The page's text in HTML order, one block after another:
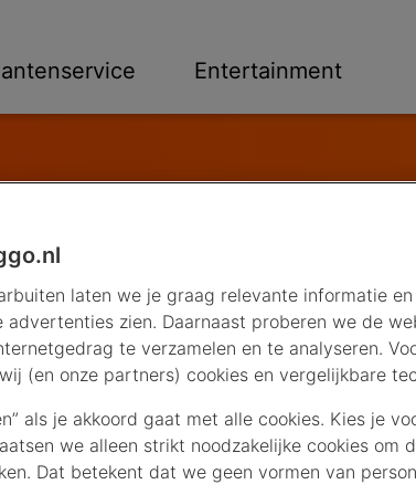
Entertainment
laten we je graag relevante informatie en
advertenties zien. Daarnaast proberen we de
te verzamelen en te analyseren.
(en onze partners) cookies en vergelijkbare
als je akkoord gaat met alle cookies. Kies je
we alleen strikt noodzakelijke cookies om
Dat betekent dat we geen vormen van